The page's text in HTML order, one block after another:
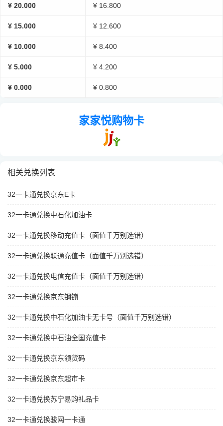
¥ 20.000 ¥ 16.800
¥ 15.000 ¥ 12.600
¥ 10.000 ¥ 8.400
¥ 5.000 ¥ 4.200
¥ 0.000 ¥ 0.800
家家悦购物卡
相关兑换列表
32一卡通兑换京东E卡
32一卡通兑换中石化加油卡
32一卡通兑换移动充值卡（面值千万别选错）
32一卡通兑换联通充值卡（面值千万别选错）
32一卡通兑换电信充值卡（面值千万别选错）
32一卡通兑换京东钢镚
32一卡通兑换中石化加油卡无卡号（面值千万别选错）
32一卡通兑换中石油全国充值卡
32一卡通兑换京东领货码
32一卡通兑换京东超市卡
32一卡通兑换苏宁易购礼品卡
32一卡通兑换骏网一卡通